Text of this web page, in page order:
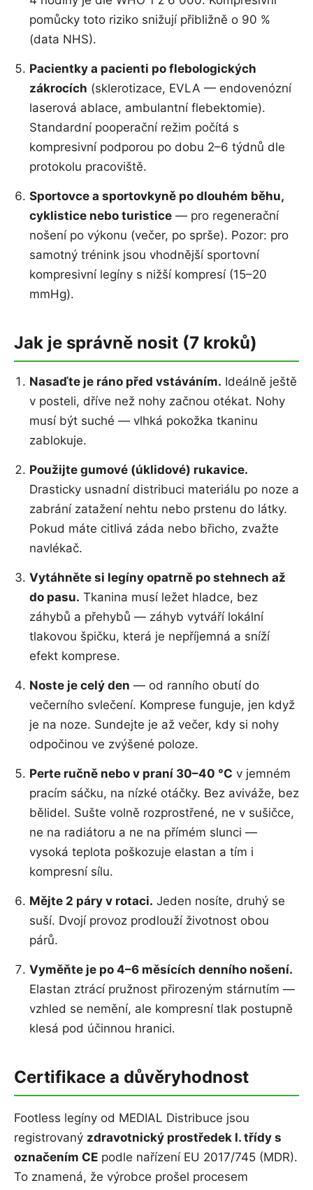
pomůcky toto riziko snižují přibližně o 90 %
(data NHS).
Pacientky a pacienti po flebologických
zákrocích (sklerotizace, EVLA — endovenózní
laserová ablace, ambulantní flebektomie).
Standardní pooperační režim počítá s
kompresivní podporou po dobu 2–6 týdnů dle
protokolu pracoviště.
Sportovce a sportovkyně po dlouhém běhu,
cyklistice nebo turistice — pro regenerační
nošení po výkonu (večer, po sprše). Pozor: pro
samotný trénink jsou vhodnější sportovní
kompresivní legíny s nižší kompresí (15–20
mmHg).
Jak je správně nosit (7 kroků)
Nasaďte je ráno před vstáváním. Ideálně ještě
v posteli, dříve než nohy začnou otékat. Nohy
musí být suché — vlhká pokožka tkaninu
zablokuje.
Použijte gumové (úklidové) rukavice.
Drasticky usnadní distribuci materiálu po noze a
zabrání zatažení nehtu nebo prstenu do látky.
Pokud máte citlivá záda nebo břicho, zvažte
navlékač.
Vytáhněte si legíny opatrně po stehnech až
do pasu. Tkanina musí ležet hladce, bez
záhybů a přehybů — záhyb vytváří lokální
tlakovou špičku, která je nepříjemná a sníží
efekt komprese.
Noste je celý den — od ranního obutí do
večerního svlečení. Komprese funguje, jen když
je na noze. Sundejte je až večer, kdy si nohy
odpočinou ve zvýšené poloze.
Perte ručně nebo v praní 30–40 °C v jemném
pracím sáčku, na nízké otáčky. Bez aviváže, bez
bělidel. Sušte volně rozprostřené, ne v sušičce,
ne na radiátoru a ne na přímém slunci —
vysoká teplota poškozuje elastan a tím i
kompresní sílu.
Mějte 2 páry v rotaci. Jeden nosíte, druhý se
suší. Dvojí provoz prodlouží životnost obou
párů.
Vyměňte je po 4–6 měsících denního nošení.
Elastan ztrácí pružnost přirozeným stárnutím —
vzhled se nemění, ale kompresní tlak postupně
klesá pod účinnou hranici.
Certifikace a důvěryhodnost
Footless legíny od MEDIAL Distribuce jsou
registrovaný zdravotnický prostředek I. třídy s
označením CE podle nařízení EU 2017/745 (MDR).
To znamená, že výrobce prošel procesem